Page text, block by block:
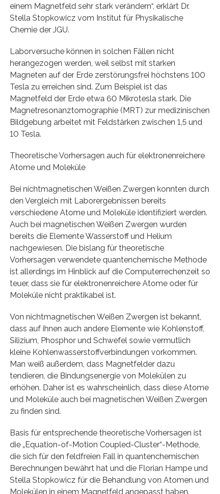
einem Magnetfeld sehr stark verändern“, erklärt Dr.
Stella Stopkowicz vom Institut für Physikalische
Chemie der JGU.
Laborversuche können in solchen Fällen nicht
herangezogen werden, weil selbst mit starken
Magneten auf der Erde zerstörungsfrei höchstens 100
Tesla zu erreichen sind. Zum Beispiel ist das
Magnetfeld der Erde etwa 60 Mikrotesla stark. Die
Magnetresonanztomographie (MRT) zur medizinischen
Bildgebung arbeitet mit Feldstärken zwischen 1,5 und
10 Tesla.
Theoretische Vorhersagen auch für elektronenreichere
Atome und Moleküle
Bei nichtmagnetischen Weißen Zwergen konnten durch
den Vergleich mit Laborergebnissen bereits
verschiedene Atome und Moleküle identifiziert werden.
Auch bei magnetischen Weißen Zwergen wurden
bereits die Elemente Wasserstoff und Helium
nachgewiesen. Die bislang für theoretische
Vorhersagen verwendete quantenchemische Methode
ist allerdings im Hinblick auf die Computerrechenzeit so
teuer, dass sie für elektronenreichere Atome oder für
Moleküle nicht praktikabel ist.
Von nichtmagnetischen Weißen Zwergen ist bekannt,
dass auf ihnen auch andere Elemente wie Kohlenstoff,
Silizium, Phosphor und Schwefel sowie vermutlich
kleine Kohlenwasserstoffverbindungen vorkommen.
Man weiß außerdem, dass Magnetfelder dazu
tendieren, die Bindungsenergie von Molekülen zu
erhöhen. Daher ist es wahrscheinlich, dass diese Atome
und Moleküle auch bei magnetischen Weißen Zwergen
zu finden sind.
Basis für entsprechende theoretische Vorhersagen ist
die „Equation-of-Motion Coupled-Cluster“-Methode,
die sich für den feldfreien Fall in quantenchemischen
Berechnungen bewährt hat und die Florian Hampe und
Stella Stopkowicz für die Behandlung von Atomen und
Molekülen in einem Magnetfeld angepasst haben.